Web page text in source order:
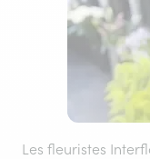
Les fleuristes